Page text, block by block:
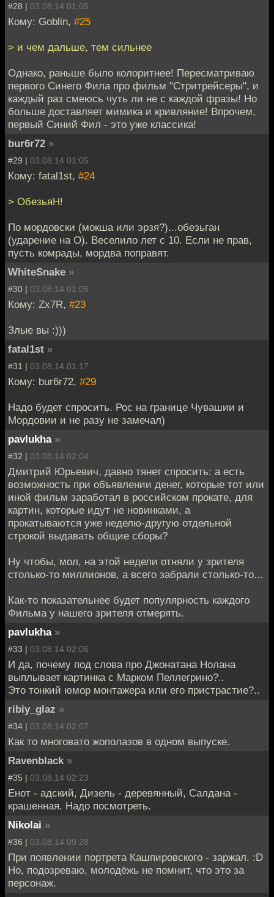
#28 | 03.08.14 01:05
Кому: Goblin, #25
> и чем дальше, тем сильнее
Однако, раньше было колоритнее! Пересматриваю
первого Синего Фила про фильм "Стритрейсеры", и
каждый раз смеюсь чуть ли не с каждой фразы! Но
больше доставляет мимика и кривляние! Впрочем,
первый Синий Фил - это уже классика!
bur6r72 »
#29 | 03.08.14 01:05
Кому: fatal1st, #24
> ОбезьяН!
По мордовски (мокша или эрзя?)...обезьган
(ударение на О). Веселило лет с 10. Если не прав,
пусть комрады, мордва поправят.
WhiteSnake »
#30 | 03.08.14 01:05
Кому: Zx7R, #23
Злые вы :)))
fatal1st »
#31 | 03.08.14 01:17
Кому: bur6r72, #29
Надо будет спросить. Рос на границе Чувашии и
Мордовии и не разу не замечал)
pavlukha »
#32 | 03.08.14 02:04
Дмитрий Юрьевич, давно тянет спросить: а есть
возможность при объявлении денег, которые тот или
иной фильм заработал в российском прокате, для
картин, которые идут не новинками, а
прокатываются уже неделю-другую отдельной
строкой выдавать общие сборы?
Ну чтобы, мол, на этой недели отняли у зрителя
столько-то миллионов, а всего забрали столько-то...
Как-то показательнее будет популярность каждого
Фильма у нашего зрителя отмерять.
pavlukha »
#33 | 03.08.14 02:06
И да, почему под слова про Джонатана Нолана
выплывает картинка с Марком Пеллегрино?..
Это тонкий юмор монтажера или его пристрастие?..
ribiy_glaz »
#34 | 03.08.14 02:07
Как то многовато жополазов в одном выпуске.
Ravenblack »
#35 | 03.08.14 02:23
Енот - адский, Дизель - деревянный, Салдана -
крашенная. Надо посмотреть.
Nikolai »
#36 | 03.08.14 09:28
При появлении портрета Кашпировского - заржал. :D
Но, подозреваю, молодёжь не помнит, что это за
персонаж.